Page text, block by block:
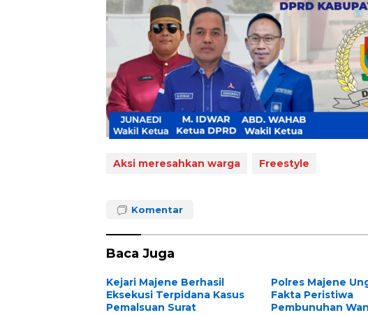
Aksi meresahkan warga Freestyle
Komentar
Baca Juga
Kejari Majene Berhasil
Eksekusi Terpidana Kasus
Pemalsuan Surat
Polres Majene
Fakta Peristiwa
Pembunuhan